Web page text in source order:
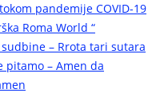
pandemije COVID-19
Roma World “
sudbine – Rrota tari sutara
pitamo – Amen da